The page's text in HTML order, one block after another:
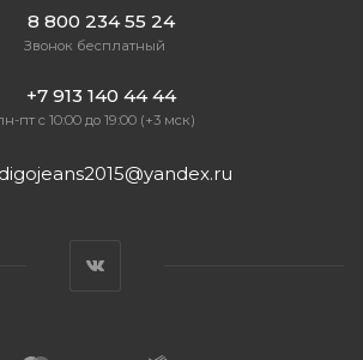
8 800 234 55 24
Звонок бесплатный
+7 913 140 44 44
пт с 10:00 до 19:00 (+3 мск)